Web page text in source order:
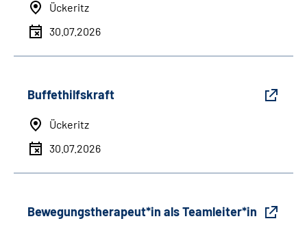
Ückeritz
30.07.2026
Buffethilfskraft
Ückeritz
30.07.2026
Bewegungstherapeut*in als Teamleiter*in